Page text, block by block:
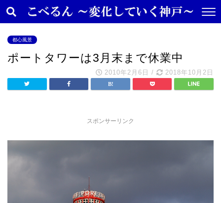
都心風景
ポートタワーは3月末まで休業中
2010年2月6日 / 2018年10月2日
スポンサーリンク